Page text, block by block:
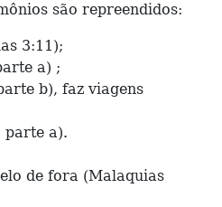
são repreendidos:
3:11);
a) ;
b), faz viagens
parte a).
de fora (Malaquias